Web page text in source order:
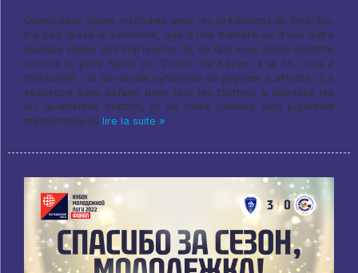
Quand nous étions méchants avec les prédictions du Final Six,
n'a pas laissé le sentiment, que d'une manière ou d'une autre
quelque chose doit mal tourner. la, ce que nous avons identifié
comme le point faible du "Zenith" de Kazan, à la fin, cela a
fonctionné - le soi-disant syndrome du gagnant a affecté. "La
séquence sans défaite dans tous les tournois a dépassé les
dix quatrièmes matchs, et de telles chaînes sont purement
mathématiques lire la suite »